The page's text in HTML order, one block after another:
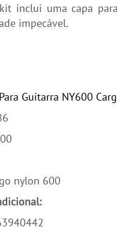
inclui uma capa
impecável.
Guitarra NY600
nylon 600